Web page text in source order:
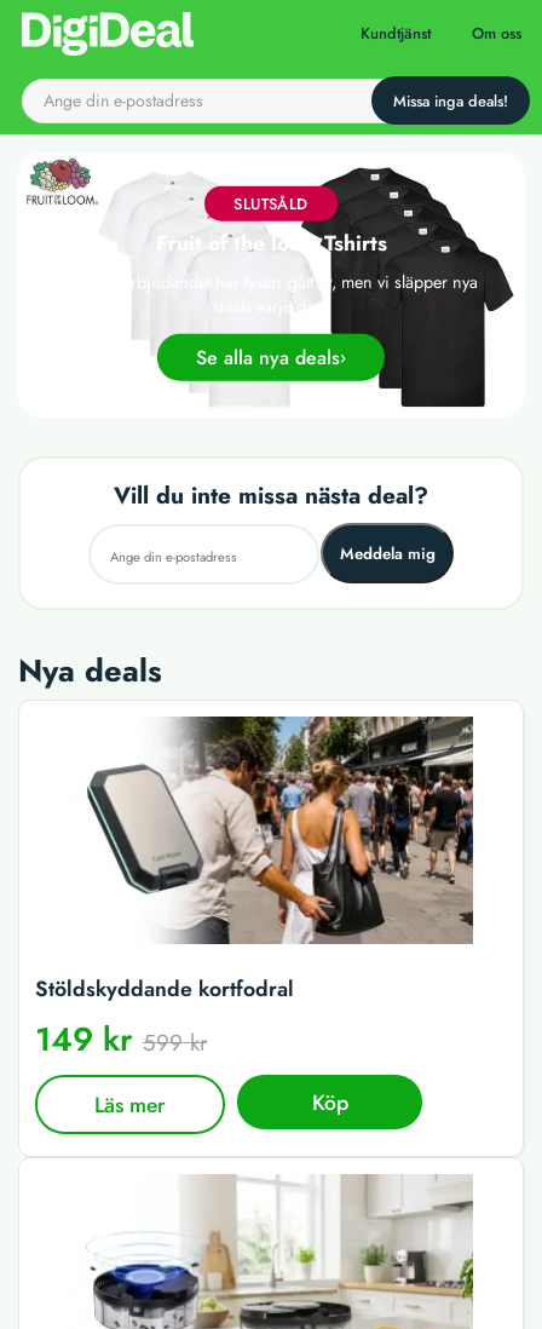
Till startsidan Kundtjänst Om oss
SLUTSÅLD
Fruit of the loom Tshirts
Det här erbjudandet har tyvärr gått ut, men vi släpper nya
deals varje dag!
Se alla nya deals
Vill du inte missa nästa deal?
Meddela mig
Nya deals
Stöldskyddande kortfodral
149 kr 599 kr
Läs mer Köp